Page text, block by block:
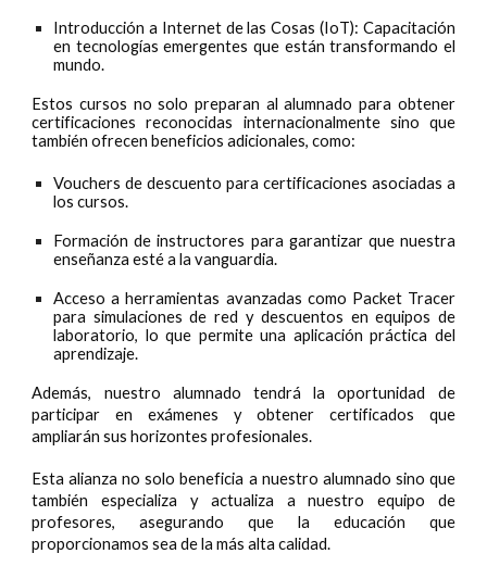
Introducción a Internet de las Cosas (IoT): Capacitación
en tecnologías emergentes que están transformando el
mundo.
Estos cursos no solo preparan al alumnado para obtener
certificaciones reconocidas internacionalmente sino que
también ofrecen beneficios adicionales, como:
Vouchers de descuento para certificaciones asociadas a
los cursos.
Formación de instructores para garantizar que nuestra
enseñanza esté a la vanguardia.
Acceso a herramientas avanzadas como Packet Tracer
para simulaciones de red y descuentos en equipos de
laboratorio, lo que permite una aplicación práctica del
aprendizaje.
Además, nuestro alumnado tendrá la oportunidad de
participar en exámenes y obtener certificados que
ampliarán sus horizontes profesionales.
Esta alianza no solo beneficia a nuestro alumnado sino que
también especializa y actualiza a nuestro equipo de
profesores, asegurando que la educación que
proporcionamos sea de la más alta calidad.